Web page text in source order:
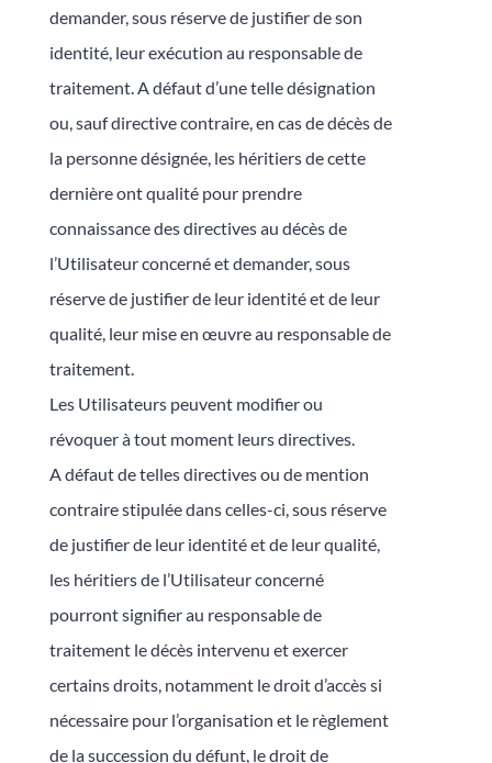
demander, sous réserve de justifier de son
identité, leur exécution au responsable de
traitement. A défaut d’une telle désignation
ou, sauf directive contraire, en cas de décès de
la personne désignée, les héritiers de cette
dernière ont qualité pour prendre
connaissance des directives au décès de
l’Utilisateur concerné et demander, sous
réserve de justifier de leur identité et de leur
qualité, leur mise en œuvre au responsable de
traitement.
Les Utilisateurs peuvent modifier ou
révoquer à tout moment leurs directives.
A défaut de telles directives ou de mention
contraire stipulée dans celles-ci, sous réserve
de justifier de leur identité et de leur qualité,
les héritiers de l’Utilisateur concerné
pourront signifier au responsable de
traitement le décès intervenu et exercer
certains droits, notamment le droit d’accès si
nécessaire pour l’organisation et le règlement
de la succession du défunt, le droit de